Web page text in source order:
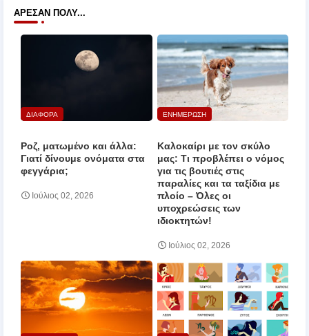
ΆΡΕΣΑΝ ΠΟΛΎ...
ΔΙΑΦΟΡΑ
Ροζ, ματωμένο και άλλα:
Γιατί δίνουμε ονόματα στα
φεγγάρια;
Ιούλιος 02, 2026
ΕΝΗΜΕΡΩΣΗ
Καλοκαίρι με τον σκύλο
μας: Τι προβλέπει ο νόμος
για τις βουτιές στις
παραλίες και τα ταξίδια με
πλοίο – Όλες οι
υποχρεώσεις των
ιδιοκτητών!
Ιούλιος 02, 2026